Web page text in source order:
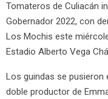
Tomateros de Culiacán
Gobernador 2022, con
Los Mochis este
Estadio Alberto Vega
Los guindas se pusieron
doble productor de